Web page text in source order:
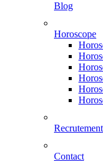
Blog
Horoscope
Recrutement
Contact